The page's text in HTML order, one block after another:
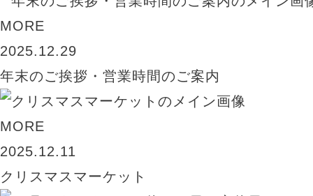
MORE
2025.12.29
年末のご挨拶・営業時間のご案内
MORE
2025.12.11
クリスマスマーケット